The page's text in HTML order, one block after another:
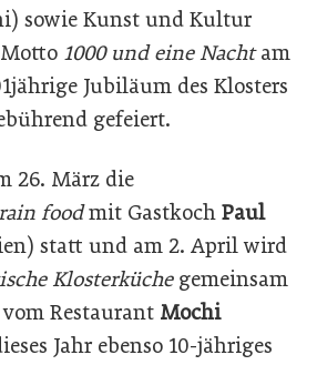
sowie Kunst und Kultur
1000 und eine Nachtam
Jubiläum des Klosters
gefeiert.
26. März die
foodmit Gastkoch Paul
statt und am 2. April wird
Klosterküche gemeinsam
Restaurant Mochi
Jahr ebenso 10-jähriges